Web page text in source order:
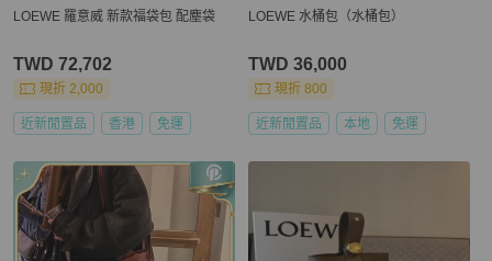
LOEWE 羅意威 新款福袋包 配塵袋
TWD 72,702
現折 2,000
近新閒置品 香港 免運
LOEWE 水桶包（水桶包）
TWD 36,000
現折 800
近新閒置品 本地 免運